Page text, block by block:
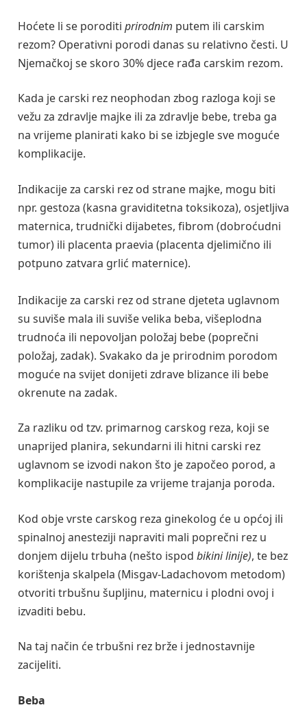
Hoćete li se poroditi prirodnim putem ili carskim
rezom? Operativni porodi danas su relativno česti. U
Njemačkoj se skoro 30% djece rađa carskim rezom.
Kada je carski rez neophodan zbog razloga koji se
vežu za zdravlje majke ili za zdravlje bebe, treba ga
na vrijeme planirati kako bi se izbjegle sve moguće
komplikacije.
Indikacije za carski rez od strane majke, mogu biti
npr. gestoza (kasna graviditetna toksikoza), osjetljiva
maternica, trudnički dijabetes, fibrom (dobroćudni
tumor) ili placenta praevia (placenta djelimično ili
potpuno zatvara grlić maternice).
Indikacije za carski rez od strane djeteta uglavnom
su suviše mala ili suviše velika beba, višeplodna
trudnoća ili nepovoljan položaj bebe (poprečni
položaj, zadak). Svakako da je prirodnim porodom
moguće na svijet donijeti zdrave blizance ili bebe
okrenute na zadak.
Za razliku od tzv. primarnog carskog reza, koji se
unaprijed planira, sekundarni ili hitni carski rez
uglavnom se izvodi nakon što je započeo porod, a
komplikacije nastupile za vrijeme trajanja poroda.
Kod obje vrste carskog reza ginekolog će u općoj ili
spinalnoj anesteziji napraviti mali poprečni rez u
donjem dijelu trbuha (nešto ispod bikini linije), te bez
korištenja skalpela (Misgav-Ladachovom metodom)
otvoriti trbušnu šupljinu, maternicu i plodni ovoj i
izvaditi bebu.
Na taj način će trbušni rez brže i jednostavnije
zacijeliti.
Beba